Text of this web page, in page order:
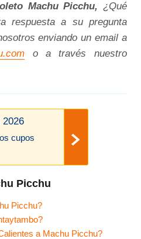
Machu Picchu, ¿Qué
respuesta a su pregunta
enviando un email a
o a través nuestro
2026
cupos
Picchu
Picchu?
a Machu Picchu?